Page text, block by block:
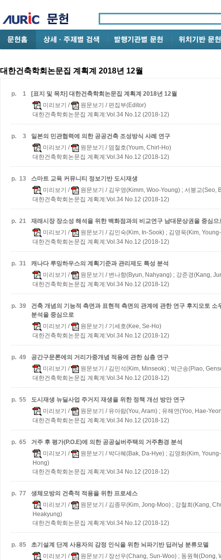
대한건축학회논문집 계획계 2018년 12월
p. 1
[표지 및 목차] 대한건축학회논문집 계획계 2018년 12월
미리보기 / 원문보기 / 편집부(Editor)
대한건축학회논문집 계획계:Vol.34 No.12 (2018-12)
p. 3
일본의 민관협력에 의한 공공건축 조성방식 사례 연구
미리보기 / 원문보기 / 염철호(Youm, Chirl-Ho)
대한건축학회논문집 계획계:Vol.34 No.12 (2018-12)
p. 13
스마트 교육 커뮤니티 정보기반 도시재생
미리보기 / 원문보기 / 김우영(Kimm, Woo-Young) ; 서붕교(Seo,
대한건축학회논문집 계획계:Vol.34 No.12 (2018-12)
p. 21 재래시장 장소성 해석을 위한 백화점과의 비교연구 남대문상권을 중심으
미리보기 / 원문보기 / 김인숙(Kim, In-Sook) ; 김영욱(Kim,
대한건축학회논문집 계획계:Vol.34 No.12 (2018-12)
p. 31
캐나다 루밍하우스의 계획기준과 관리제도 특성 분석
미리보기 / 원문보기 / 변나향(Byun, Nahyang) ; 강준경(Kang,
대한건축학회논문집 계획계:Vol.34 No.12 (2018-12)
p. 39 건축 개념의 기능적 측면과 표현적 측면의 관계에 관한 연구 후지모토 소
분석을 중심으로
미리보기 / 원문보기 / 기세호(Kee, Se-Ho)
대한건축학회논문집 계획계:Vol.34 No.12 (2018-12)
p. 49
공간구문론에의 거리가중개념 적용에 관한 심층 연구
미리보기 / 원문보기 / 김민석(Kim, Minseok) ; 박근송(Piao,
대한건축학회논문집 계획계:Vol.34 No.12 (2018-12)
p. 55
도시재생 뉴딜사업 주거지 재생을 위한 정책 개선 방안 연구
미리보기 / 원문보기 / 유아람(You, Aram) ; 유해연(Yoo, Hae-
대한건축학회논문집 계획계:Vol.34 No.12 (2018-12)
p. 65
거주 후 평가(P.O.E)에 의한 공공실버주택의 거주환경 분석
미리보기 / 원문보기 / 박다혜(Bak, Da-Hye) ; 김영화(Kim,
Hong)
대한건축학회논문집 계획계:Vol.34 No.12 (2018-12)
p. 77
생체모방의 건축적 적용을 위한 프로세스
미리보기 / 원문보기 / 김종무(Kim, Jong-Moo) ; 강철희(Kang,
Heakyung)
대한건축학회논문집 계획계:Vol.34 No.12 (2018-12)
p. 85
초기설계 단계 사용자의 감정 인식을 위한 뇌파기반 딥러닝 분류모델
미리보기 / 원문보기 / 장선우(Chang, Sun-Woo) ; 동원혁(Dong,